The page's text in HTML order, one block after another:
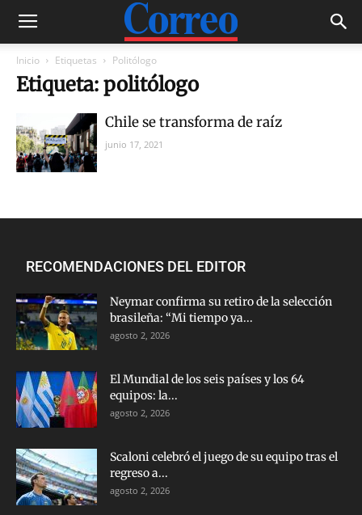
Inicio Etiquetas Politólogo
Etiqueta: politólogo
Chile se transforma de raíz
junio 17, 2021
RECOMENDACIONES DEL EDITOR
Neymar confirma su retiro de la selección
brasileña: “Mi tiempo ya...
agosto 2, 2026
El Mundial de los seis países y los 64
equipos: la...
agosto 2, 2026
Scaloni celebró el juego de su equipo tras el
regreso a...
agosto 2, 2026